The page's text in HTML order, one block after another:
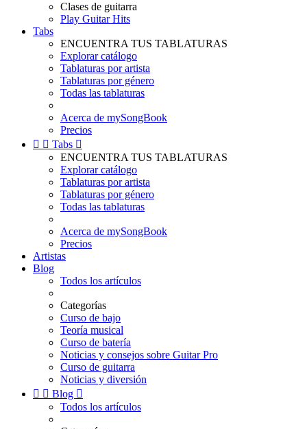
Clases de guitarra
Play Guitar Hits
Tabs
ENCUENTRA TUS TABLATURAS
Explorar catálogo
Tablaturas por artista
Tablaturas por género
Todas las tablaturas
Acerca de mySongBook
Precios
  Tabs 
ENCUENTRA TUS TABLATURAS
Explorar catálogo
Tablaturas por artista
Tablaturas por género
Todas las tablaturas
Acerca de mySongBook
Precios
Artistas
Blog
Todos los artículos
Categorías
Curso de bajo
Teoría musical
Curso de batería
Noticias y consejos sobre Guitar Pro
Curso de guitarra
Noticias y diversión
  Blog 
Todos los artículos